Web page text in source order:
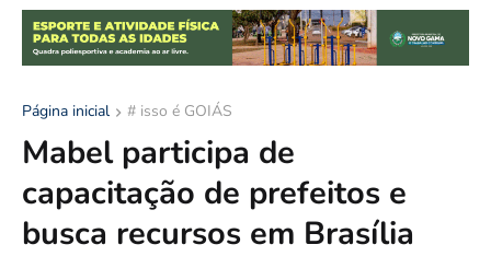
Página inicial # isso é GOIÁS
Mabel participa de
capacitação de prefeitos e
busca recursos em Brasília